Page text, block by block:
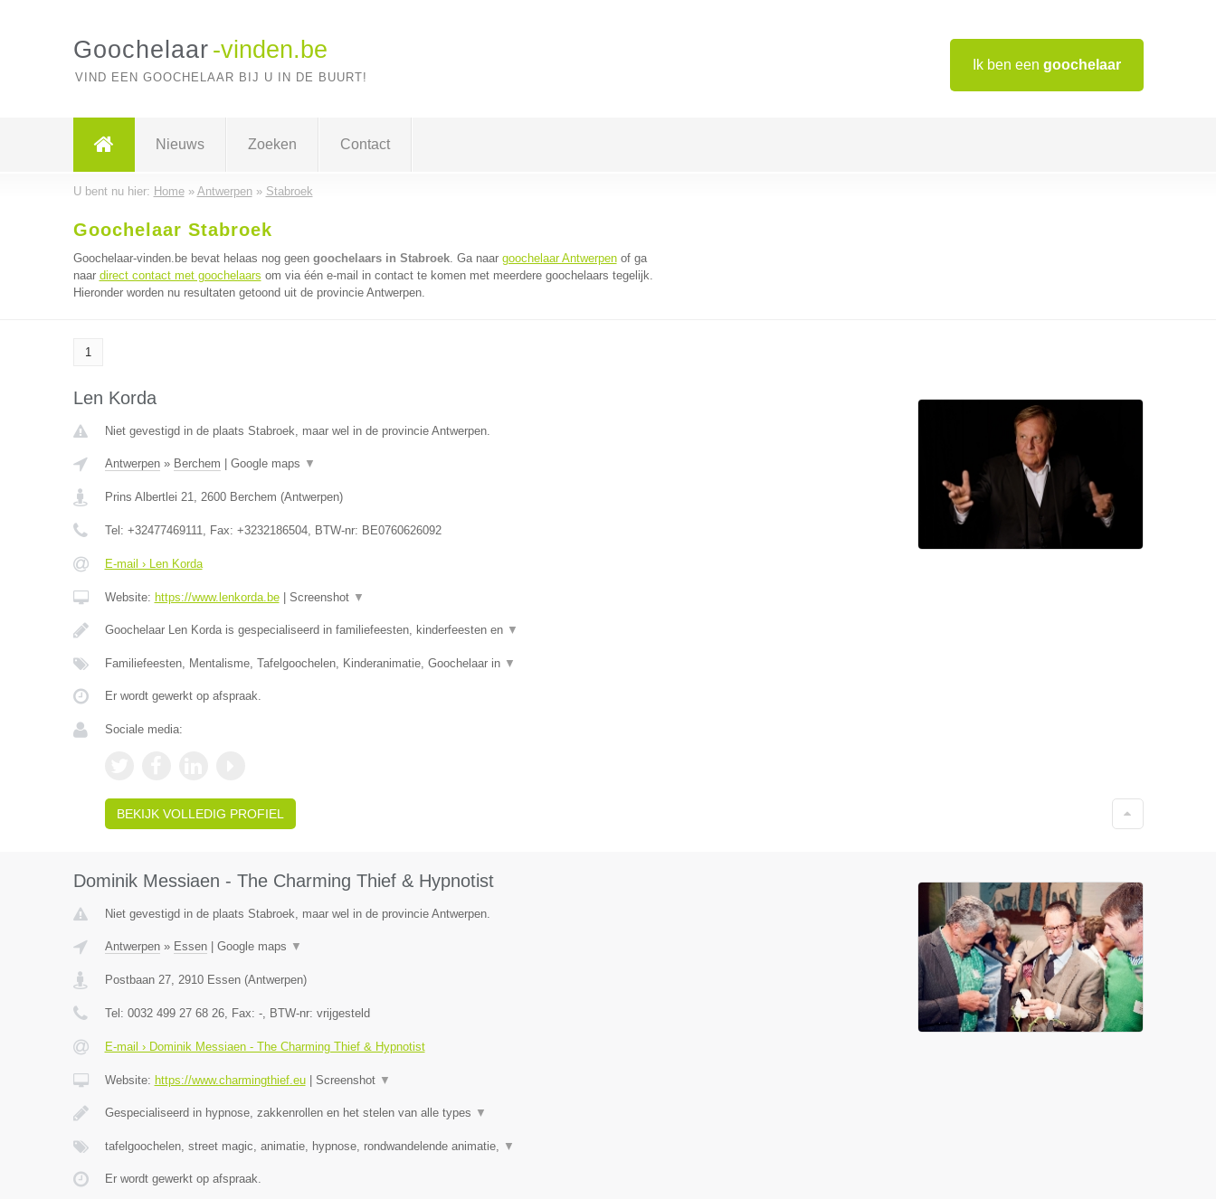
Ik ben een goochelaar
Goochelaar -vinden.be
VIND EEN GOOCHELAAR BIJ U IN DE BUURT!
Nieuws Zoeken Contact
U bent nu hier: Home» Antwerpen» Stabroek
Goochelaar Stabroek
Goochelaar-vinden.be bevat helaas nog geen goochelaars in Stabroek. Ga naar goochelaar Antwerpenof ga
naar direct contact met goochelaars om via één e-mail in contact te komen met meerdere goochelaars tegelijk.
Hieronder worden nu resultaten getoond uit de provincie Antwerpen.
1
Len Korda
Niet gevestigd in de plaats Stabroek, maar wel in de provincie Antwerpen.
Antwerpen» Berchem Google maps ▼
Prins Albertlei 21, 2600 Berchem (Antwerpen)
Tel: +32477469111, Fax: +3232186504, BTW-nr: BE0760626092
E-mail › Len Korda
Website: https://www.lenkorda.be| Screenshot ▼
Goochelaar Len Korda is gespecialiseerd in familiefeesten, kinderfeesten en ▼
Familiefeesten, Mentalisme, Tafelgoochelen, Kinderanimatie, Goochelaar in ▼
Er wordt gewerkt op afspraak.
Sociale media:
BEKIJK VOLLEDIG PROFIEL
Dominik Messiaen - The Charming Thief & Hypnotist
Niet gevestigd in de plaats Stabroek, maar wel in de provincie Antwerpen.
Antwerpen» Essen| Google maps ▼
Postbaan 27, 2910 Essen(Antwerpen)
Tel: 0032 499 27 68 26, Fax: -, BTW-nr: vrijgesteld
E-mail › Dominik Messiaen - The Charming Thief & Hypnotist
Website: https://www.charmingthief.eu| Screenshot ▼
Gespecialiseerd in hypnose, zakkenrollen en het stelen van alle types ▼
tafelgoochelen, street magic, animatie, hypnose, rondwandelende animatie, ▼
Er wordt gewerkt op afspraak.